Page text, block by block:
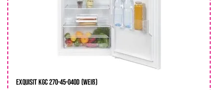
Exquisit KGC 270-45-040D (weiß)